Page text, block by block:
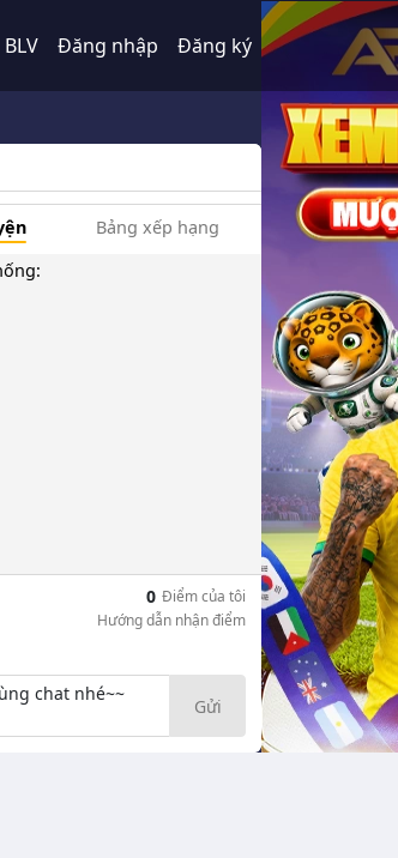
Đăng nhập Đăng ký
Bảng xếp hạng
0 Điểm của tôi
Hướng dẫn nhận điểm
chat nhé~~
Gửi